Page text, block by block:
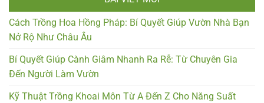
Cách Trồng Hoa Hồng Pháp: Bí Quyết Giúp Vườn Nhà Bạn
Nở Rộ Như Châu Âu
Bí Quyết Giúp Cành Giâm Nhanh Ra Rễ: Từ Chuyên Gia
Đến Người Làm Vườn
Kỹ Thuật Trồng Khoai Môn Từ A Đến Z Cho Năng Suất